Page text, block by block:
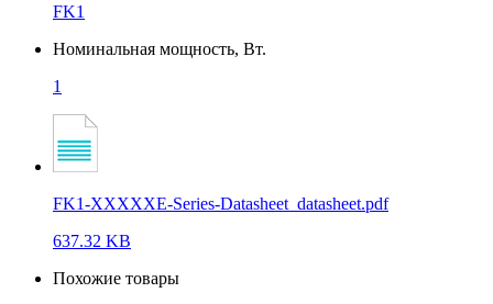
FK1
Номинальная мощность, Вт.
1
FK1-XXXXXE-Series-Datasheet_datasheet.pdf
637.32 KB
Похожие товары